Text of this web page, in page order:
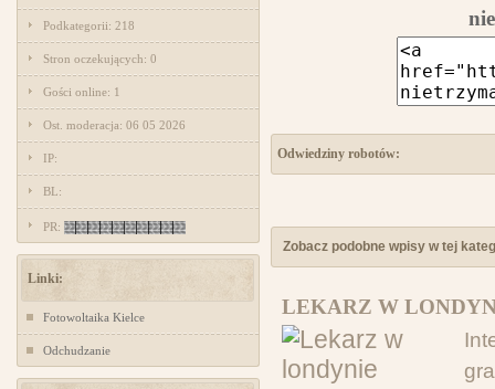
Podkategorii: 218
Stron oczekujących: 0
Gości online: 1
Ost. moderacja: 06 05 2026
IP:
BL:
PR:
Linki:
Fotowoltaika Kielce
Odchudzanie
Odwiedziny robotów:
Zobacz podobne wpisy w tej
LEKARZ W